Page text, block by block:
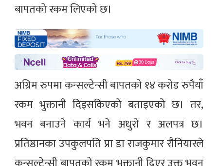
बापतको रकम लिएको छ।
अग्रिम रुपमा कन्सल्टेन्सी बापतको १४ करोड रुपैयाँ
रकम भुक्तानी दिइसकिएको बताइएको छ। तर,
भवन बनाउने कार्य भने अधुरो र अलपत्र छ।
प्रतिष्ठानका उपकुलपति प्रा डा राजकुमार रौनियारले